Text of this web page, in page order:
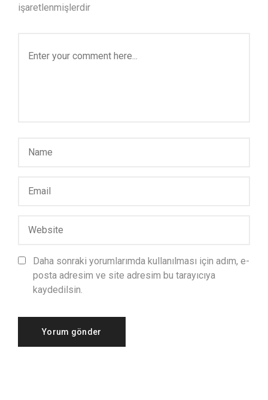
işaretlenmişlerdir
Daha sonraki yorumlarımda kullanılması için adım, e-
posta adresim ve site adresim bu tarayıcıya
kaydedilsin.